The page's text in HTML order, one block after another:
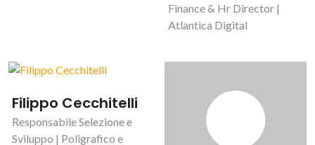
Finance & Hr Director |
Atlantica Digital
Filippo Cecchitelli
Responsabile Selezione e
Sviluppo | Poligrafico e